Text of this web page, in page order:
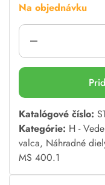
Na objednávku
A
l
t
e
r
Katalógové číslo:
Kategórie: H -
valca, Náhradné
MS 400.1